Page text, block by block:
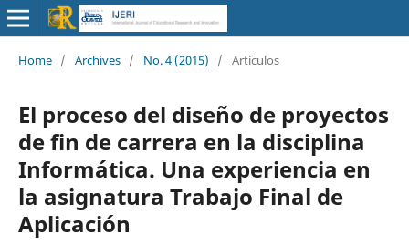
Home / Archives / No. 4 (2015) / Artículos
El proceso del diseño de proyectos
de fin de carrera en la disciplina
Informática. Una experiencia en
la asignatura Trabajo Final de
Aplicación